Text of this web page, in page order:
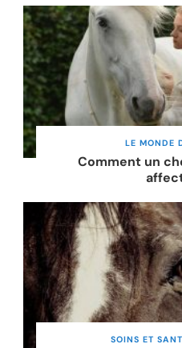
LE MONDE
Comment un
SOINS ET